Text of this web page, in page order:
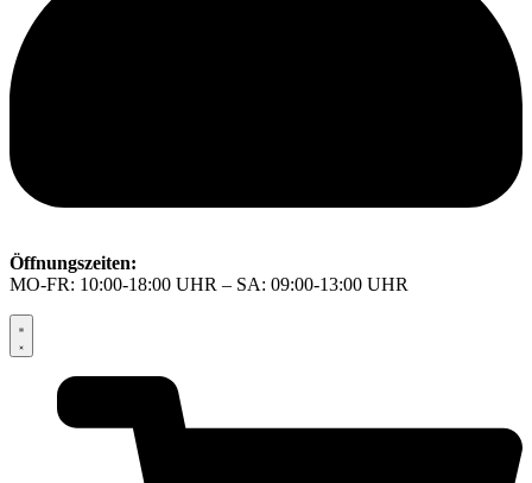
Öffnungszeiten:
MO-FR: 10:00-18:00 UHR – SA: 09:00-13:00 UHR